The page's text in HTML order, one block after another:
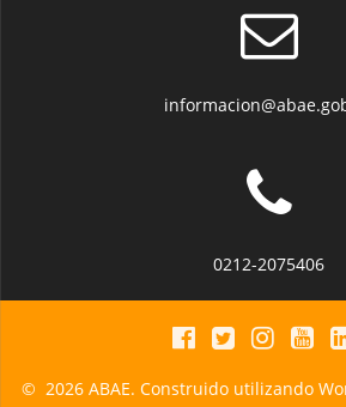
0212-2075406
© 2026 ABAE. Construido utilizando